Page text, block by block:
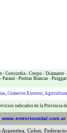
- Concordia - Crespo - Diamante -
- Paraná - Piedras Blancas -
, Comercio Exterior, Agricultura
radicados en la Provincia
www.entreriostotal.com.ar
Argentina Colon